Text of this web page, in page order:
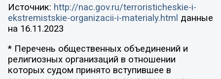
Источник: http://nac.gov.ru/terroristicheskie-i-
ekstremistskie-organizacii-i-materialy.html данные
на 16.11.2023
* Перечень общественных объединений и
религиозных организаций в отношении
которых судом принято вступившее в